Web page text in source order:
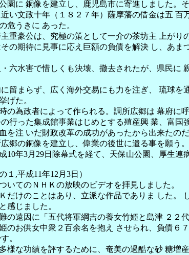
園に 銅像を建立し、鹿児島市に寄進しました。
文政十年（１８２７年）薩摩藩の借金は五 百
危うきに あった。
重豪公は、究極の策として一介の茶坊主 上がり
の期待に見事に応え巨額の負債を解決 し、あま
六水害で惜しくも決壊、撤去されたが、県民に
留まらず、広く海外交易にも力を注ぎ、 琉球を
げた。
の為政者によって作られる。調所広郷は 幕府に
行った集成館事業はじめとする殖産興 業、富国
を注 いだ財政改革の成功があったから出来たのだ
郷の銅像を建立し、偉業の後世に遣る事を願う。
10年3月29日除幕式を経て、天保山公園、厚生連
,平成11年12月3日）
いてのＮＨＫの放映のビデオを拝見しました。
だけのことはあり、立派な作品でありま した。
感じました。
の遠因に「五代将軍綱吉の養女竹姫と島津 ２２
のお供女中衆２百余名を抱え させられ、負債６
。
様な功績を評するために、奄美の過酷な砂 糖増